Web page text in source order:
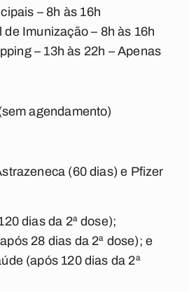
– 8h às 16h
Imunização – 8h às 16h
– 13h às 22h – Apenas
agendamento)
(60 dias) e Pfizer
dias da 2ª dose);
28 dias da 2ª dose); e
(após 120 dias da 2ª